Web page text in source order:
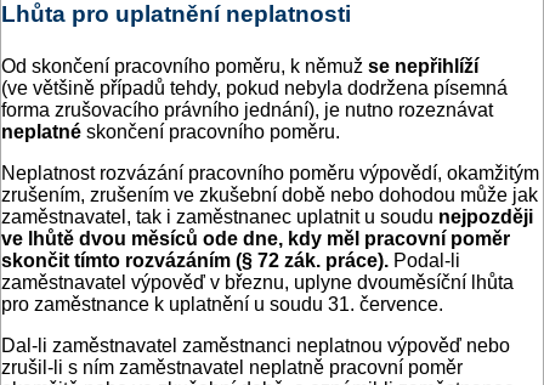
Lhůta pro uplatnění neplatnosti
Od skončení pracovního poměru, k němuž se nepřihlíží
(ve většině případů tehdy, pokud nebyla dodržena písemná
forma zrušovacího právního jednání), je nutno rozeznávat
neplatné skončení pracovního poměru.
Neplatnost rozvázání pracovního poměru výpovědí, okamžitým
zrušením, zrušením ve zkušební době nebo dohodou může jak
zaměstnavatel, tak i zaměstnanec uplatnit u soudu nejpozději
ve lhůtě dvou měsíců ode dne, kdy měl pracovní poměr
skončit tímto rozvázáním (§ 72 zák. práce). Podal-li
zaměstnavatel výpověď v březnu, uplyne dvouměsíční lhůta
pro zaměstnance k uplatnění u soudu 31. července.
Dal-li zaměstnavatel zaměstnanci neplatnou výpověď nebo
zrušil-li s ním zaměstnavatel neplatně pracovní poměr